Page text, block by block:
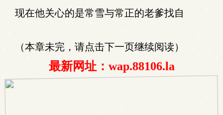
现在他关心的是常雪与常正的老爹找自
（本章未完，请点击下一页继续阅读）
最新网址：wap.88106.la